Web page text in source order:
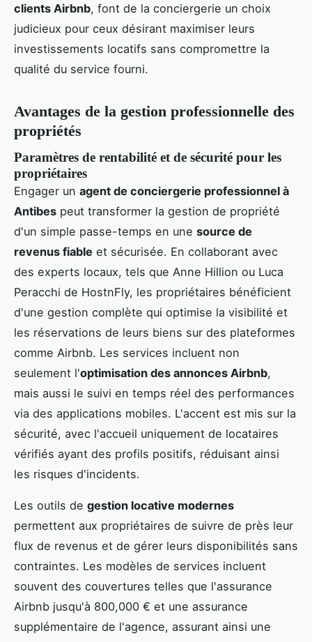
clients Airbnb, font de la conciergerie un choix
judicieux pour ceux désirant maximiser leurs
investissements locatifs sans compromettre la
qualité du service fourni.
Avantages de la gestion professionnelle des
propriétés
Paramètres de rentabilité et de sécurité pour les
propriétaires
Engager un agent de conciergerie professionnel à
Antibes peut transformer la gestion de propriété
d'un simple passe-temps en une source de
revenus fiable et sécurisée. En collaborant avec
des experts locaux, tels que Anne Hillion ou Luca
Peracchi de HostnFly, les propriétaires bénéficient
d'une gestion complète qui optimise la visibilité et
les réservations de leurs biens sur des plateformes
comme Airbnb. Les services incluent non
seulement l'optimisation des annonces Airbnb,
mais aussi le suivi en temps réel des performances
via des applications mobiles. L'accent est mis sur la
sécurité, avec l'accueil uniquement de locataires
vérifiés ayant des profils positifs, réduisant ainsi
les risques d'incidents.
Les outils de gestion locative modernes
permettent aux propriétaires de suivre de près leur
flux de revenus et de gérer leurs disponibilités sans
contraintes. Les modèles de services incluent
souvent des couvertures telles que l'assurance
Airbnb jusqu'à 800,000 € et une assurance
supplémentaire de l'agence, assurant ainsi une